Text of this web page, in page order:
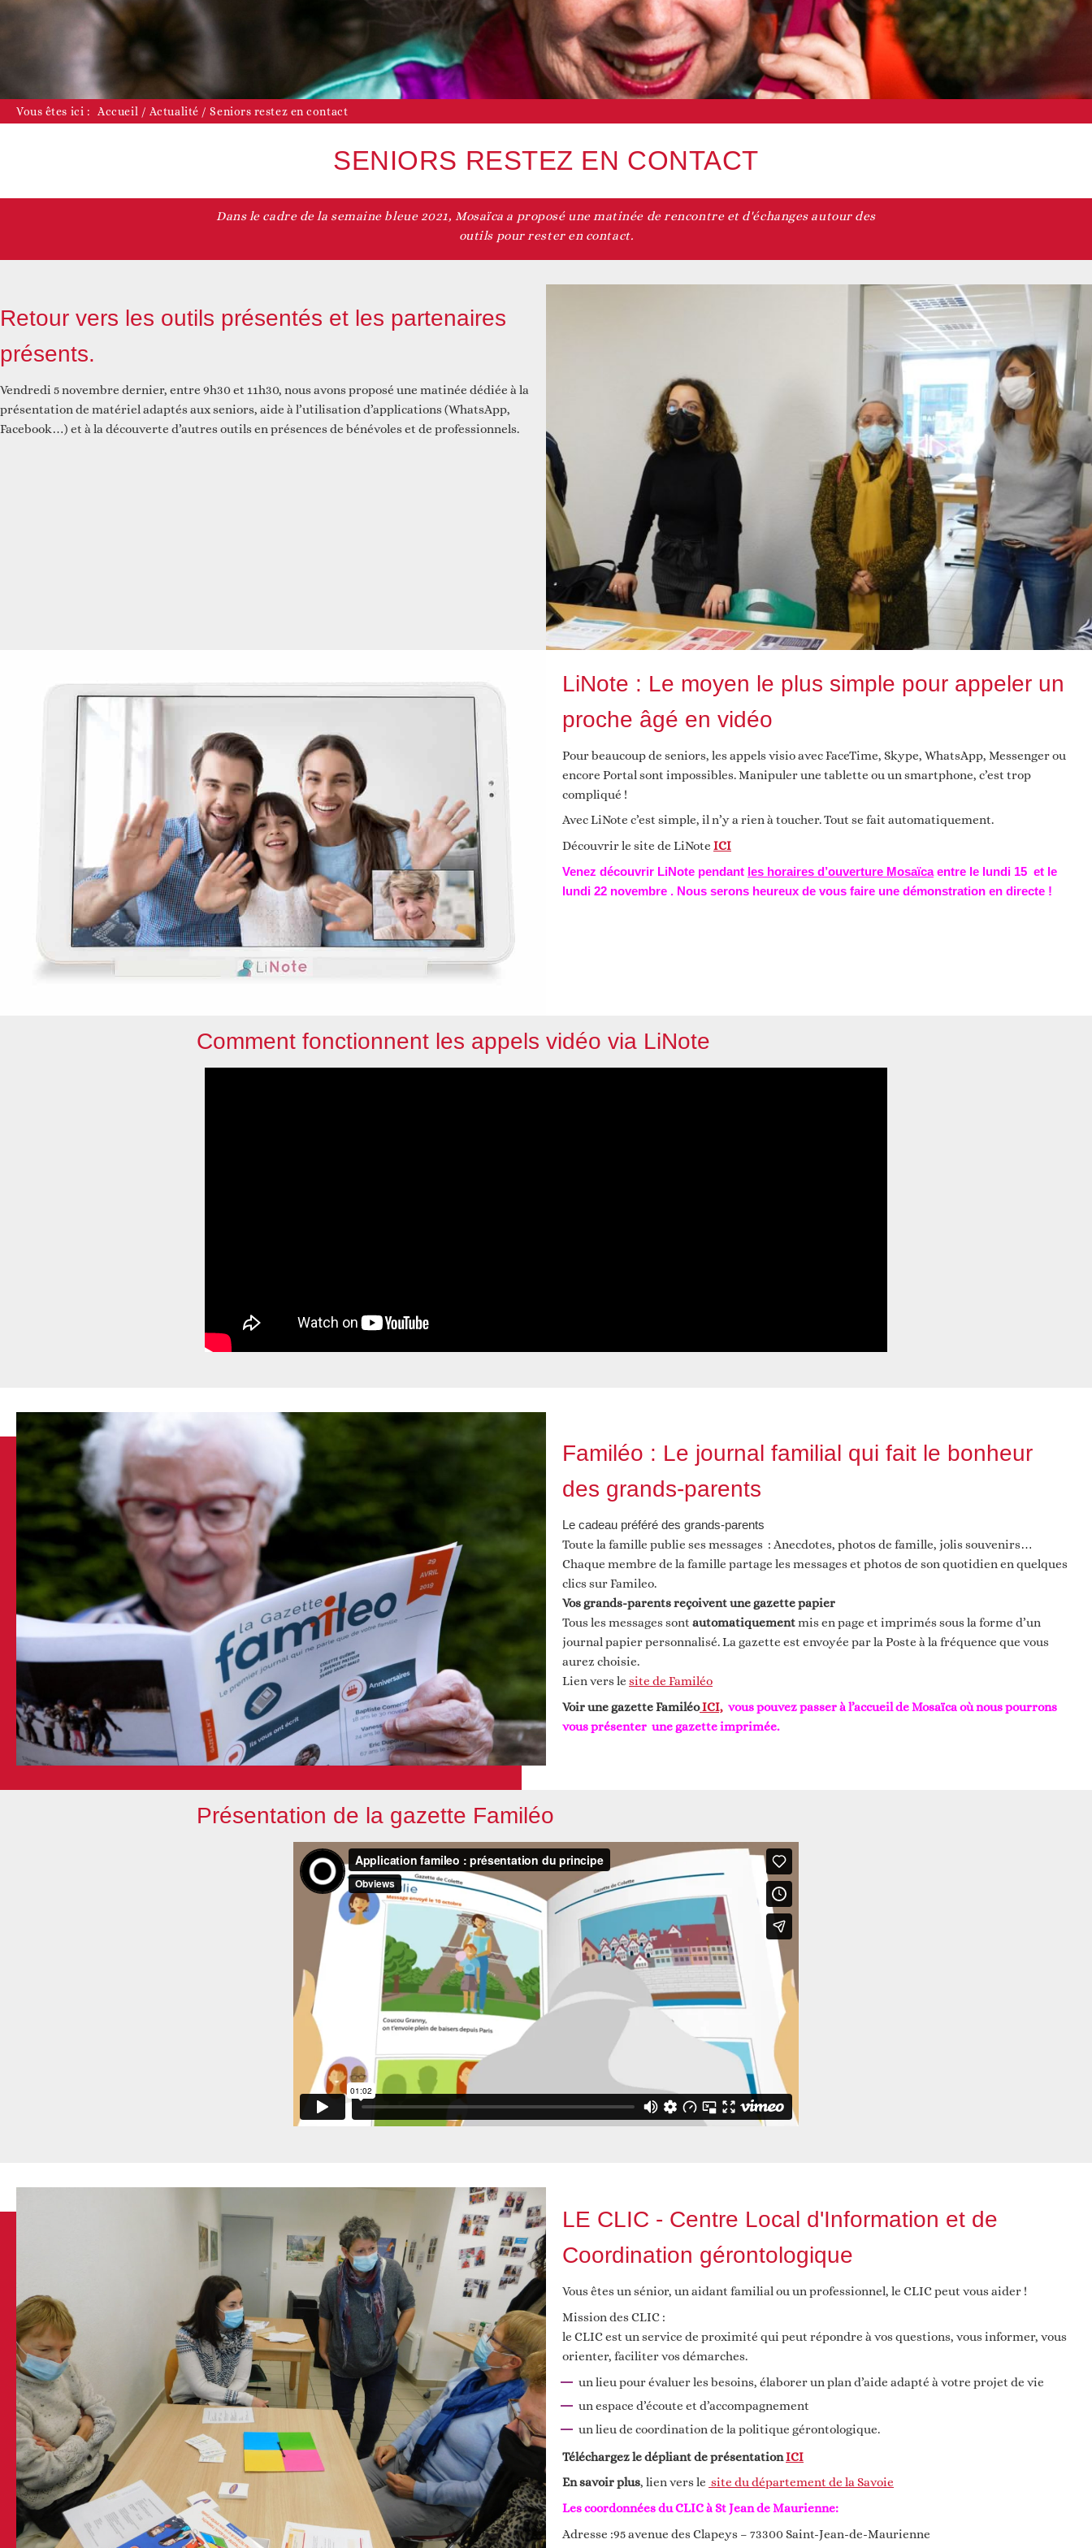
Devenir adhérent
Devenir bénévole
Réfléchir et construire ensemble
Agenda du territoire
Nos actualités
Vie associative
Accès aux droits
Animations
Vous êtes ici : Accueil / Actualité /Seniors restez en contact
SENIORS RESTEZ EN CONTACT
Dans le cadre de la semaine bleue 2021, Mosaïca a proposé une matinée de rencontre et d'échanges autour des
outils pour rester en contact.
Retour vers les outils présentés et les partenaires
présents.
Vendredi 5 novembre dernier, entre 9h30 et 11h30, nous avons proposé une matinée dédiée à la
présentation de matériel adaptés aux seniors, aide à l’utilisation d’applications (WhatsApp,
Facebook…) et à la découverte d’autres outils en présences de bénévoles et de professionnels.
LiNote : Le moyen le plus simple pour appeler un
proche âgé en vidéo
Pour beaucoup de seniors, les appels visio avec FaceTime, Skype, WhatsApp, Messenger ou
encore Portal sont impossibles. Manipuler une tablette ou un smartphone, c’est trop
compliqué !
Avec LiNote c’est simple, il n’y a rien à toucher. Tout se fait automatiquement.
Découvrir le site de LiNote ICI
Venez découvrir LiNote pendant les horaires d’ouverture Mosaïcaentre le lundi 15 et le
lundi 22 novembre . Nous serons heureux de vous faire une démonstration en directe !
Comment fonctionnent les appels vidéo via LiNote
Familéo : Le journal familial qui fait le bonheur
des grands-parents
Le cadeau préféré des grands-parents
Toute la famille publie ses messages : Anecdotes, photos de famille, jolis souvenirs…
Chaque membre de la famille partage les messages et photos de son quotidien en quelques
clics sur Famileo.
Vos grands-parents reçoivent une gazette papier
Tous les messages sont automatiquementmis en page et imprimés sous la forme d’un
journal papier personnalisé. La gazette est envoyée par la Poste à la fréquence que vous
aurez choisie.
Lien vers le site de Familéo
Voir une gazette FamiléoICI, vous pouvez passer à l’accueil de Mosaïca où nous pourrons
vous présenter une gazette imprimée.
Présentation de la gazette Familéo
LE CLIC - Centre Local d'Information et de
Coordination gérontologique
Vous êtes un sénior, un aidant familial ou un professionnel, le CLIC peut vous aider !
Mission des CLIC :
le CLIC est un service de proximité qui peut répondre à vos questions, vous informer, vous
orienter, faciliter vos démarches.
un lieu pour évaluer les besoins, élaborer un plan d’aide adapté à votre projet de vie
un espace d’écoute et d’accompagnement
un lieu de coordination de la politique gérontologique.
Téléchargez le dépliant de présentationICI
En savoir plus, lien vers le site du département de la Savoie
Les coordonnées du CLIC à St Jean de Maurienne:
Adresse :95 avenue des Clapeys – 73300 Saint-Jean-de-Maurienne